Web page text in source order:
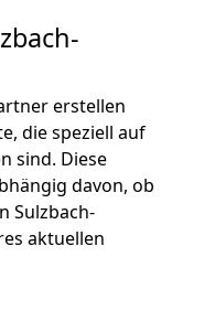
erstellen
die speziell auf
sind. Diese
davon, ob
Sulzbach-
aktuellen